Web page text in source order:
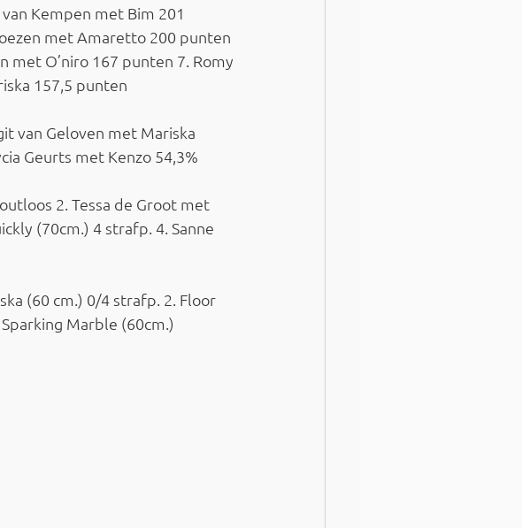
Kempen met Bim 201
met Amaretto 200 punten
met O’niro 167 punten 7. Romy
157,5 punten
van Geloven met Mariska
Geurts met Kenzo 54,3%
2. Tessa de Groot met
(70cm.) 4 strafp. 4. Sanne
(60 cm.) 0/4 strafp. 2. Floor
Marble (60cm.)